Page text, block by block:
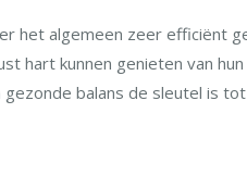
het algemeen zeer efficiënt
hart kunnen genieten van
balans de sleutel is